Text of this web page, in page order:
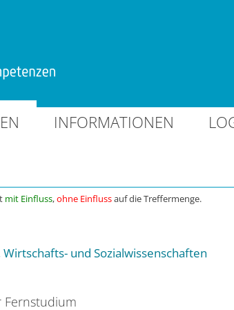
INFORMATIONEN
mit Einfluss,ohne Einflussauf die Treffermenge.
Wirtschafts- und Sozialwissenschaften
Fernstudium